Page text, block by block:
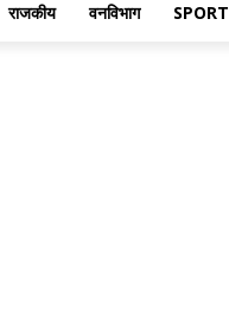
राजकीय वनविभाग SPORT